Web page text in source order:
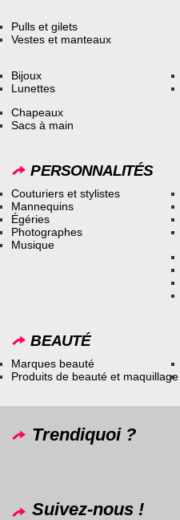
Pulls et gilets
Vestes et manteaux
Bijoux
Lunettes
Chapeaux
Sacs à main
PERSONNALITÉS
Couturiers et stylistes
Mannequins
Égéries
Photographes
Musique
BEAUTÉ
Marques beauté
Produits de beauté et maquillage
Trendiquoi ?
Suivez-nous !